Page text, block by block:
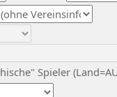
Spieler